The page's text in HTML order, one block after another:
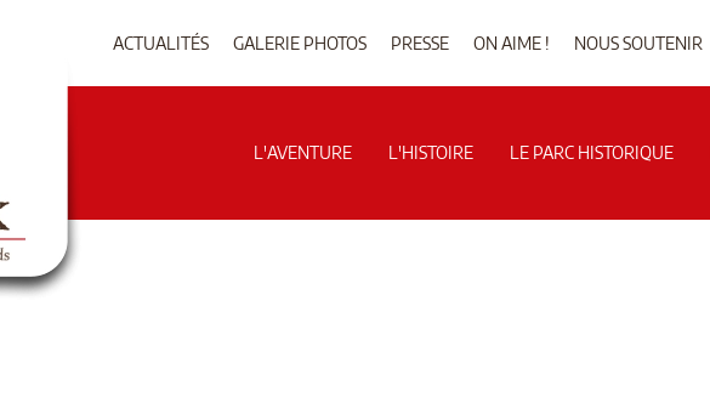
ACTUALITÉS GALERIE PHOTOS PRESSE ON AIME ! NOUS SOUTENIR
L'AVENTURE L'HISTOIRE LE PARC HISTORIQUE